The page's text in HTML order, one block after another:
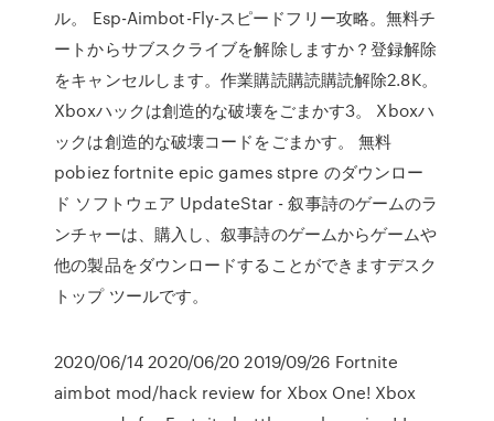
ル。 Esp-Aimbot-Fly-スピードフリー攻略。無料チ
ートからサブスクライブを解除しますか？登録解除
をキャンセルします。作業購読購読購読解除2.8K。
Xboxハックは創造的な破壊をごまかす3。 Xboxハ
ックは創造的な破壊コードをごまかす。 無料
pobiez fortnite epic games stpre のダウンロー
ド ソフトウェア UpdateStar - 叙事詩のゲームのラ
ンチャーは、購入し、叙事詩のゲームからゲームや
他の製品をダウンロードすることができますデスク
トップ ツールです。
2020/06/14 2020/06/20 2019/09/26 Fortnite
aimbot mod/hack review for Xbox One! Xbox